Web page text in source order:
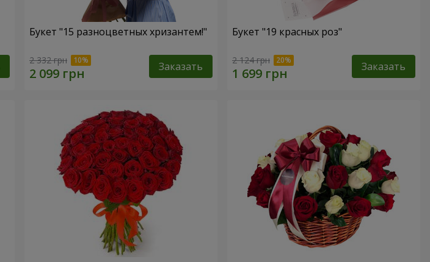
Букет "15 разноцветных хризантем!"
2 332 грн Заказать
Букет "19 красных роз"
2 124 грн Заказать